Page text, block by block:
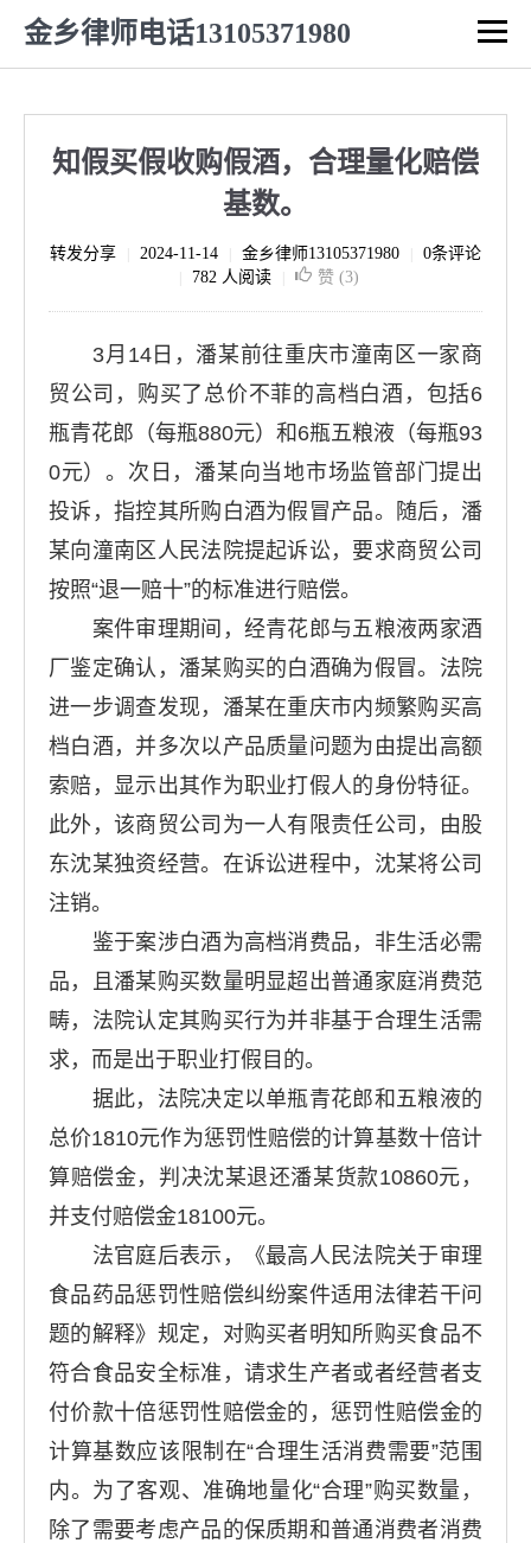
金乡律师电话13105371980
知假买假收购假酒，合理量化赔偿
基数。
转发分享 2024-11-14 金乡律师13105371980 0条评论
782 人阅读 赞 (3)
3月14日，潘某前往重庆市潼南区一家商
贸公司，购买了总价不菲的高档白酒，包括6
瓶青花郎（每瓶880元）和6瓶五粮液（每瓶93
0元）。次日，潘某向当地市场监管部门提出
投诉，指控其所购白酒为假冒产品。随后，潘
某向潼南区人民法院提起诉讼，要求商贸公司
按照“退一赔十”的标准进行赔偿。
案件审理期间，经青花郎与五粮液两家酒
厂鉴定确认，潘某购买的白酒确为假冒。法院
进一步调查发现，潘某在重庆市内频繁购买高
档白酒，并多次以产品质量问题为由提出高额
索赔，显示出其作为职业打假人的身份特征。
此外，该商贸公司为一人有限责任公司，由股
东沈某独资经营。在诉讼进程中，沈某将公司
注销。
鉴于案涉白酒为高档消费品，非生活必需
品，且潘某购买数量明显超出普通家庭消费范
畴，法院认定其购买行为并非基于合理生活需
求，而是出于职业打假目的。
据此，法院决定以单瓶青花郎和五粮液的
总价1810元作为惩罚性赔偿的计算基数十倍计
算赔偿金，判决沈某退还潘某货款10860元，
并支付赔偿金18100元。
法官庭后表示，《最高人民法院关于审理
食品药品惩罚性赔偿纠纷案件适用法律若干问
题的解释》规定，对购买者明知所购买食品不
符合食品安全标准，请求生产者或者经营者支
付价款十倍惩罚性赔偿金的，惩罚性赔偿金的
计算基数应该限制在“合理生活消费需要”范围
内。为了客观、准确地量化“合理”购买数量，
除了需要考虑产品的保质期和普通消费者消费